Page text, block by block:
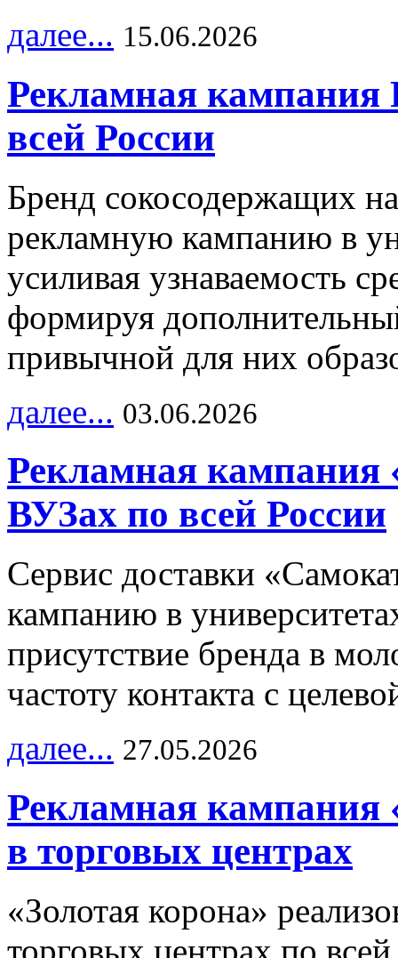
далее... 15.06.2026
Рекламная
всей России
Бренд сокосодержащих
рекламную кампанию в
усиливая узнаваемость
формируя
привычной для них
далее... 03.06.2026
Рекламная кампания
ВУЗах по всей России
Сервис доставки
кампанию в
присутствие бренда в
частоту контакта с
далее... 27.05.2026
Рекламная кампания
в торговых центрах
«Золотая корона»